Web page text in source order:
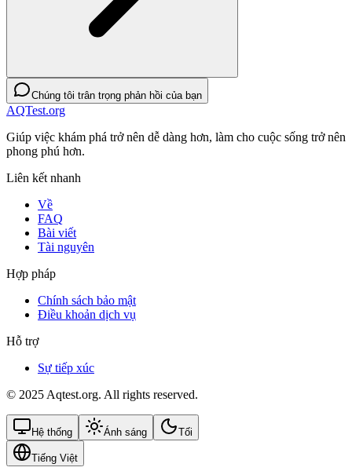
Chúng tôi trân trọng phản hồi của bạn
AQTest.org
Giúp việc khám phá trở nên dễ dàng hơn, làm cho cuộc sống trở nên
phong phú hơn.
Liên kết nhanh
Về
FAQ
Bài viết
Tài nguyên
Hợp pháp
Chính sách bảo mật
Điều khoản dịch vụ
Hỗ trợ
Sự tiếp xúc
© 2025 Aqtest.org. All rights reserved.
Hệ thống Ánh sáng Tối
Tiếng Việt